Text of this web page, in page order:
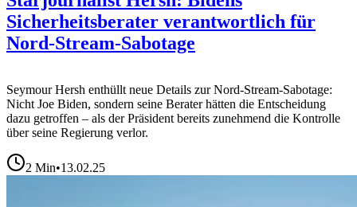
Sicherheitsberater verantwortlich für
Nord-Stream-Sabotage
Seymour Hersh enthüllt neue Details zur Nord-Stream-Sabotage:
Nicht Joe Biden, sondern seine Berater hätten die Entscheidung
dazu getroffen – als der Präsident bereits zunehmend die Kontrolle
über seine Regierung verlor.
2 Min•13.02.25